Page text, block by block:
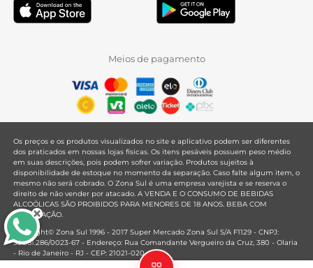
Meios de pagamento
Os preços e os produtos visualizados no site e aplicativo podem ser diferentes
dos praticados em nossas lojas físicas. Os itens pesáveis possuem peso médio
em suas descrições, pois podem sofrer variação. Produtos sujeitos à
disponibilidade de estoque no momento da separação. Caso falte algum item, o
mesmo não será cobrado. O Zona Sul é uma empresa varejista e se reserva o
direito de não vender por atacado. A VENDA E O CONSUMO DE BEBIDAS
ALCOÓLICAS SÃO PROIBIDOS PARA MENORES DE 18 ANOS. BEBA COM
MODERAÇÃO.
Copyright© Zona Sul 1996 - 2017 Super Mercado Zona Sul S/A F1129 - CNPJ:
33.381.286/0023-67 - Endereço: Rua Comandante Vergueiro da Cruz, 380 - Olaria
- Rio de Janeiro - RJ - CEP: 21021-020